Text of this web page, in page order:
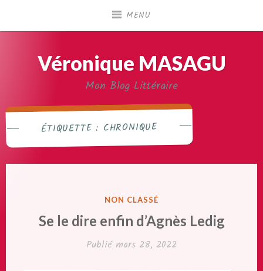
MENU
Véronique MASAGU
Mon Blog Littéraire
ÉTIQUETTE : CHRONIQUE
PUBLIÉ
NON CLASSÉ
Se le dire enfin d’Agnès Ledig
Publié mars 28, 2022